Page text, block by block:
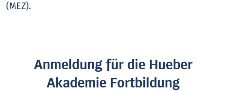
(MEZ).
Anmeldung für die Hueber
Akademie Fortbildung